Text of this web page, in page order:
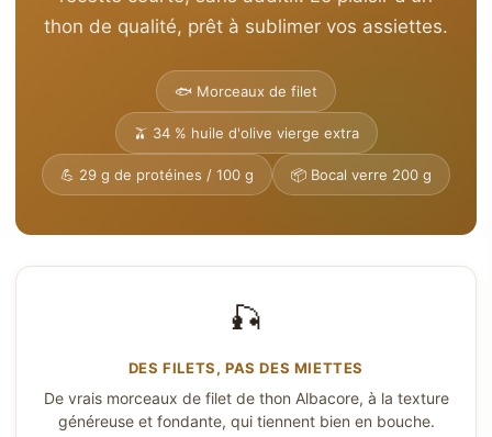
thon de qualité, prêt à sublimer vos assiettes.
🐟 Morceaux de filet
🫒 34 % huile d'olive vierge extra
💪 29 g de protéines / 100 g 📦 Bocal verre 200 g
🎣
DES FILETS, PAS DES MIETTES
De vrais morceaux de filet de thon Albacore, à la texture
généreuse et fondante, qui tiennent bien en bouche.